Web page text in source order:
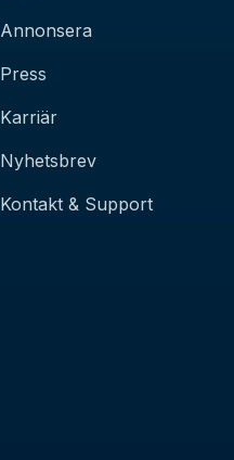
Annonsera
Press
Karriär
Nyhetsbrev
Kontakt & Support